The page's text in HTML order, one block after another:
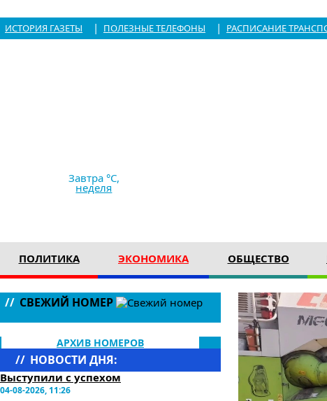
ИСТОРИЯ ГАЗЕТЫ | ПОЛЕЗНЫЕ ТЕЛЕФОНЫ | РАСПИСАНИЕ
Завтра °C,
неделя
ПОЛИТИКА ЭКОНОМИКА ОБЩЕСТВО
// СВЕЖИЙ НОМЕР
АРХИВ НОМЕРОВ
// НОВОСТИ ДНЯ:
Выступили с успехом
04-08-2026, 11:26